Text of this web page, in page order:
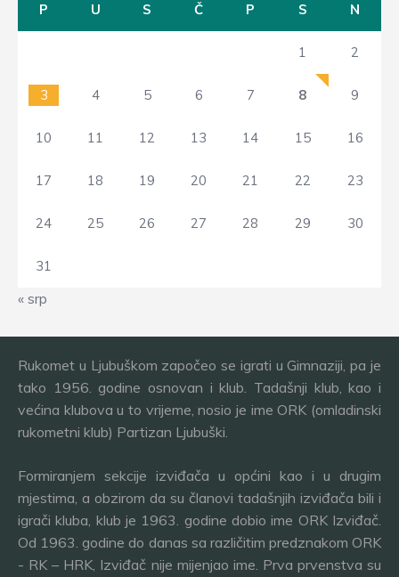
P U S Č P S N
1 2
3 4 5 6 7 8 9
10 11 12 13 14 15 16
17 18 19 20 21 22 23
24 25 26 27 28 29 30
31
« srp
Rukomet u Ljubuškom započeo se igrati u Gimnaziji, pa je
tako 1956. godine osnovan i klub. Tadašnji klub, kao i
većina klubova u to vrijeme, nosio je ime ORK (omladinski
rukometni klub) Partizan Ljubuški.
Formiranjem sekcije izviđača u općini kao i u drugim
mjestima, a obzirom da su članovi tadašnjih izviđača bili i
igrači kluba, klub je 1963. godine dobio ime ORK Izviđač.
Od 1963. godine do danas sa različitim predznakom ORK
- RK – HRK, Izviđač nije mijenjao ime. Prva prvenstva su